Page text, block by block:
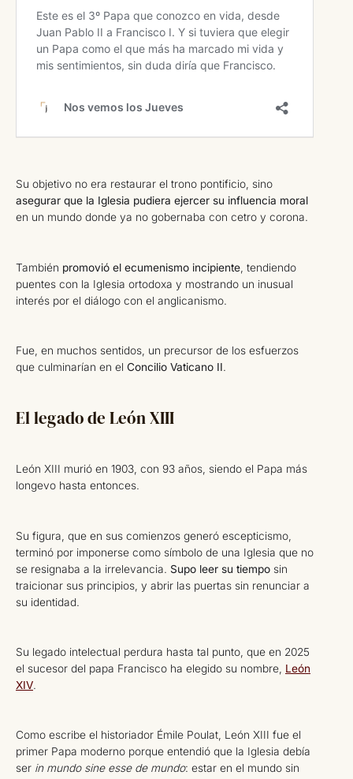
Su objetivo no era restaurar el trono pontificio, sino
asegurar que la Iglesia pudiera ejercer su influencia moral
en un mundo donde ya no gobernaba con cetro y corona.
También promovió el ecumenismo incipiente , tendiendo
puentes con la Iglesia ortodoxa y mostrando un inusual
interés por el diálogo con el anglicanismo.
Fue, en muchos sentidos, un precursor de los esfuerzos
que culminarían en el Concilio Vaticano II.
El legado de León XIII
León XIII murió en 1903, con 93 años, siendo el Papa más
longevo hasta entonces.
Su figura, que en sus comienzos generó escepticismo,
terminó por imponerse como símbolo de una Iglesia que no
se resignaba a la irrelevancia. Supo leer su tiempo sin
traicionar sus principios, y abrir las puertas sin renunciar a
su identidad.
Su legado intelectual perdura hasta tal punto, que en 2025
el sucesor del papa Francisco ha elegido su nombre, León
XIV.
Como escribe el historiador Émile Poulat, León XIII fue el
primer Papa moderno porque entendió que la Iglesia debía
ser in mundo sine esse de mundo: estar en el mundo sin